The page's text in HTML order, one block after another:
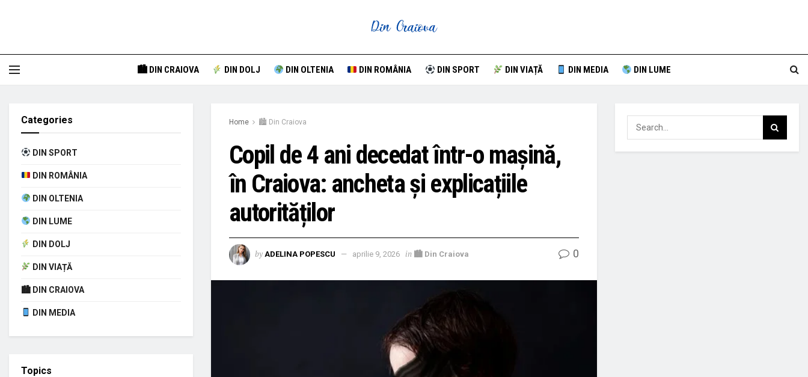
🏙 DIN CRAIOVA DIN DOLJ DIN OLTENIA DIN ROMÂNIA DIN SPORT DIN VIAȚĂ DIN MEDIA DIN LUME
Home 🏙 Din Craiova
Copil de 4 ani decedat într-o mașină,
în Craiova: ancheta și explicațiile
autorităților
by ADELINA POPESCU aprilie 9, 2026 in 🏙 Din Craiova 0
Categories
DIN SPORT
DIN ROMÂNIA
DIN OLTENIA
DIN LUME
DIN DOLJ
DIN VIAȚĂ
🏙 DIN CRAIOVA
DIN MEDIA
Topics